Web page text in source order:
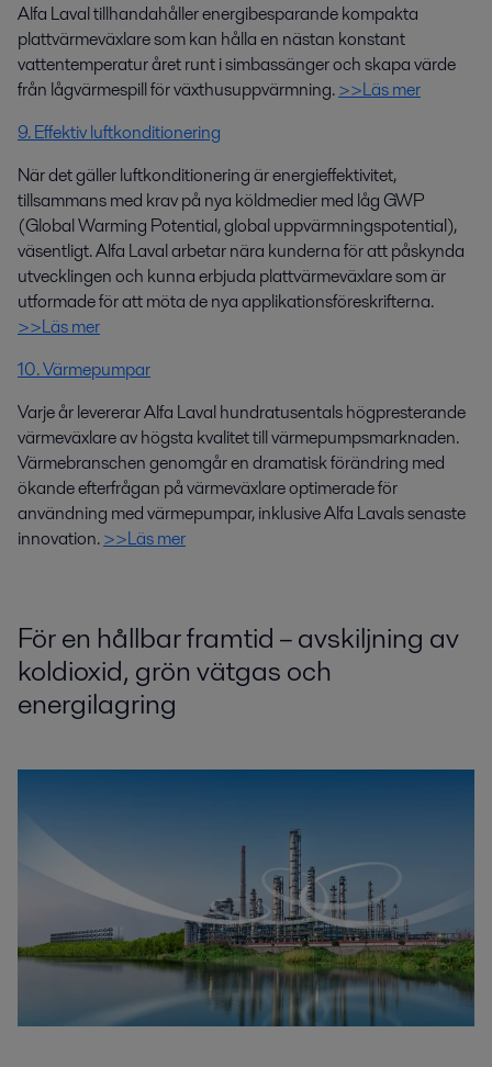
Alfa Laval tillhandahåller energibesparande kompakta
plattvärmeväxlare som kan hålla en nästan konstant
vattentemperatur året runt i simbassänger och skapa värde
från lågvärmespill för växthusuppvärmning.>>Läs mer
9. Effektiv luftkonditionering
När det gäller luftkonditionering är energieffektivitet,
tillsammans med krav på nya köldmedier med låg GWP
(Global Warming Potential, global uppvärmningspotential),
väsentligt. Alfa Laval arbetar nära kunderna för att påskynda
utvecklingen och kunna erbjuda plattvärmeväxlare som är
utformade för att möta de nya applikationsföreskrifterna.
>>Läs mer
10. Värmepumpar
Varje år levererar Alfa Laval hundratusentals högpresterande
värmeväxlare av högsta kvalitet till värmepumpsmarknaden.
Värmebranschen genomgår en dramatisk förändring med
ökande efterfrågan på värmeväxlare optimerade för
användning med värmepumpar, inklusive Alfa Lavals senaste
innovation.>>Läs mer
För en hållbar framtid – avskiljning av
koldioxid, grön vätgas och
energilagring